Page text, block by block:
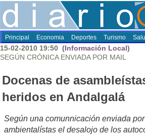
Principal Economia Deportes Turismo
15-02-2010 19:50 (Información Local)
SEGÚN CRÓNICA ENVIADA POR MAIL
Docenas de
heridos en Andalgalá
Según una comunnicación enviada
ambientalístas el desalojo de los